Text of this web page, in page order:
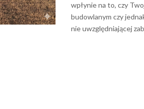
wpłynie na to, czy
budowlanym czy
nie uwzględniającej